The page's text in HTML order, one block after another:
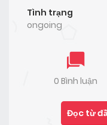
Tình trạng
ongoing
0 Bình luận
Đọc từ